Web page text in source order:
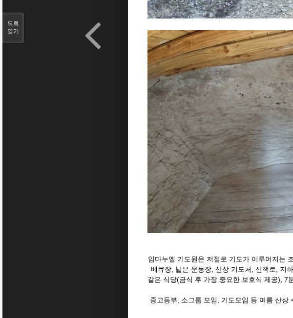
임마누엘 기도원은 저절로 기도가 이루어지는
베큐장, 넓은 운동장, 산상 기도처, 산책로, 지
같은 식당(금식 후 가장 중요한 보호식 제공), 7
중고등부, 소그룹 모임, 기도모임 등 여름 산상
목록
열기